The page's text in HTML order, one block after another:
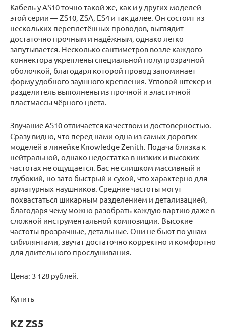
Кабель у AS10 точно такой же, как и у других моделей
этой серии — ZS10, ZSA, ES4 и так далее. Он состоит из
нескольких переплетённых проводов, выглядит
достаточно прочным и надёжным, однако легко
запутывается. Несколько сантиметров возле каждого
коннектора укреплены специальной полупрозрачной
оболочкой, благодаря которой провод запоминает
форму удобного заушного крепления. Угловой штекер и
разделитель выполнены из прочной и эластичной
пластмассы чёрного цвета.
Звучание AS10 отличается качеством и достоверностью.
Сразу видно, что перед нами одна из самых дорогих
моделей в линейке Knowledge Zenith. Подача близка к
нейтральной, однако недостатка в низких и высоких
частотах не ощущается. Бас не слишком массивный и
глубокий, но зато быстрый и сухой, что характерно для
арматурных наушников. Средние частоты могут
похвастаться шикарным разделением и детализацией,
благодаря чему можно разобрать каждую партию даже в
сложной инструментальной композиции. Высокие
частоты прозрачные, детальные. Они не бьют по ушам
сибилянтами, звучат достаточно корректно и комфортно
для длительного прослушивания.
Цена: 3 128 рублей.
Купить
KZ ZS5